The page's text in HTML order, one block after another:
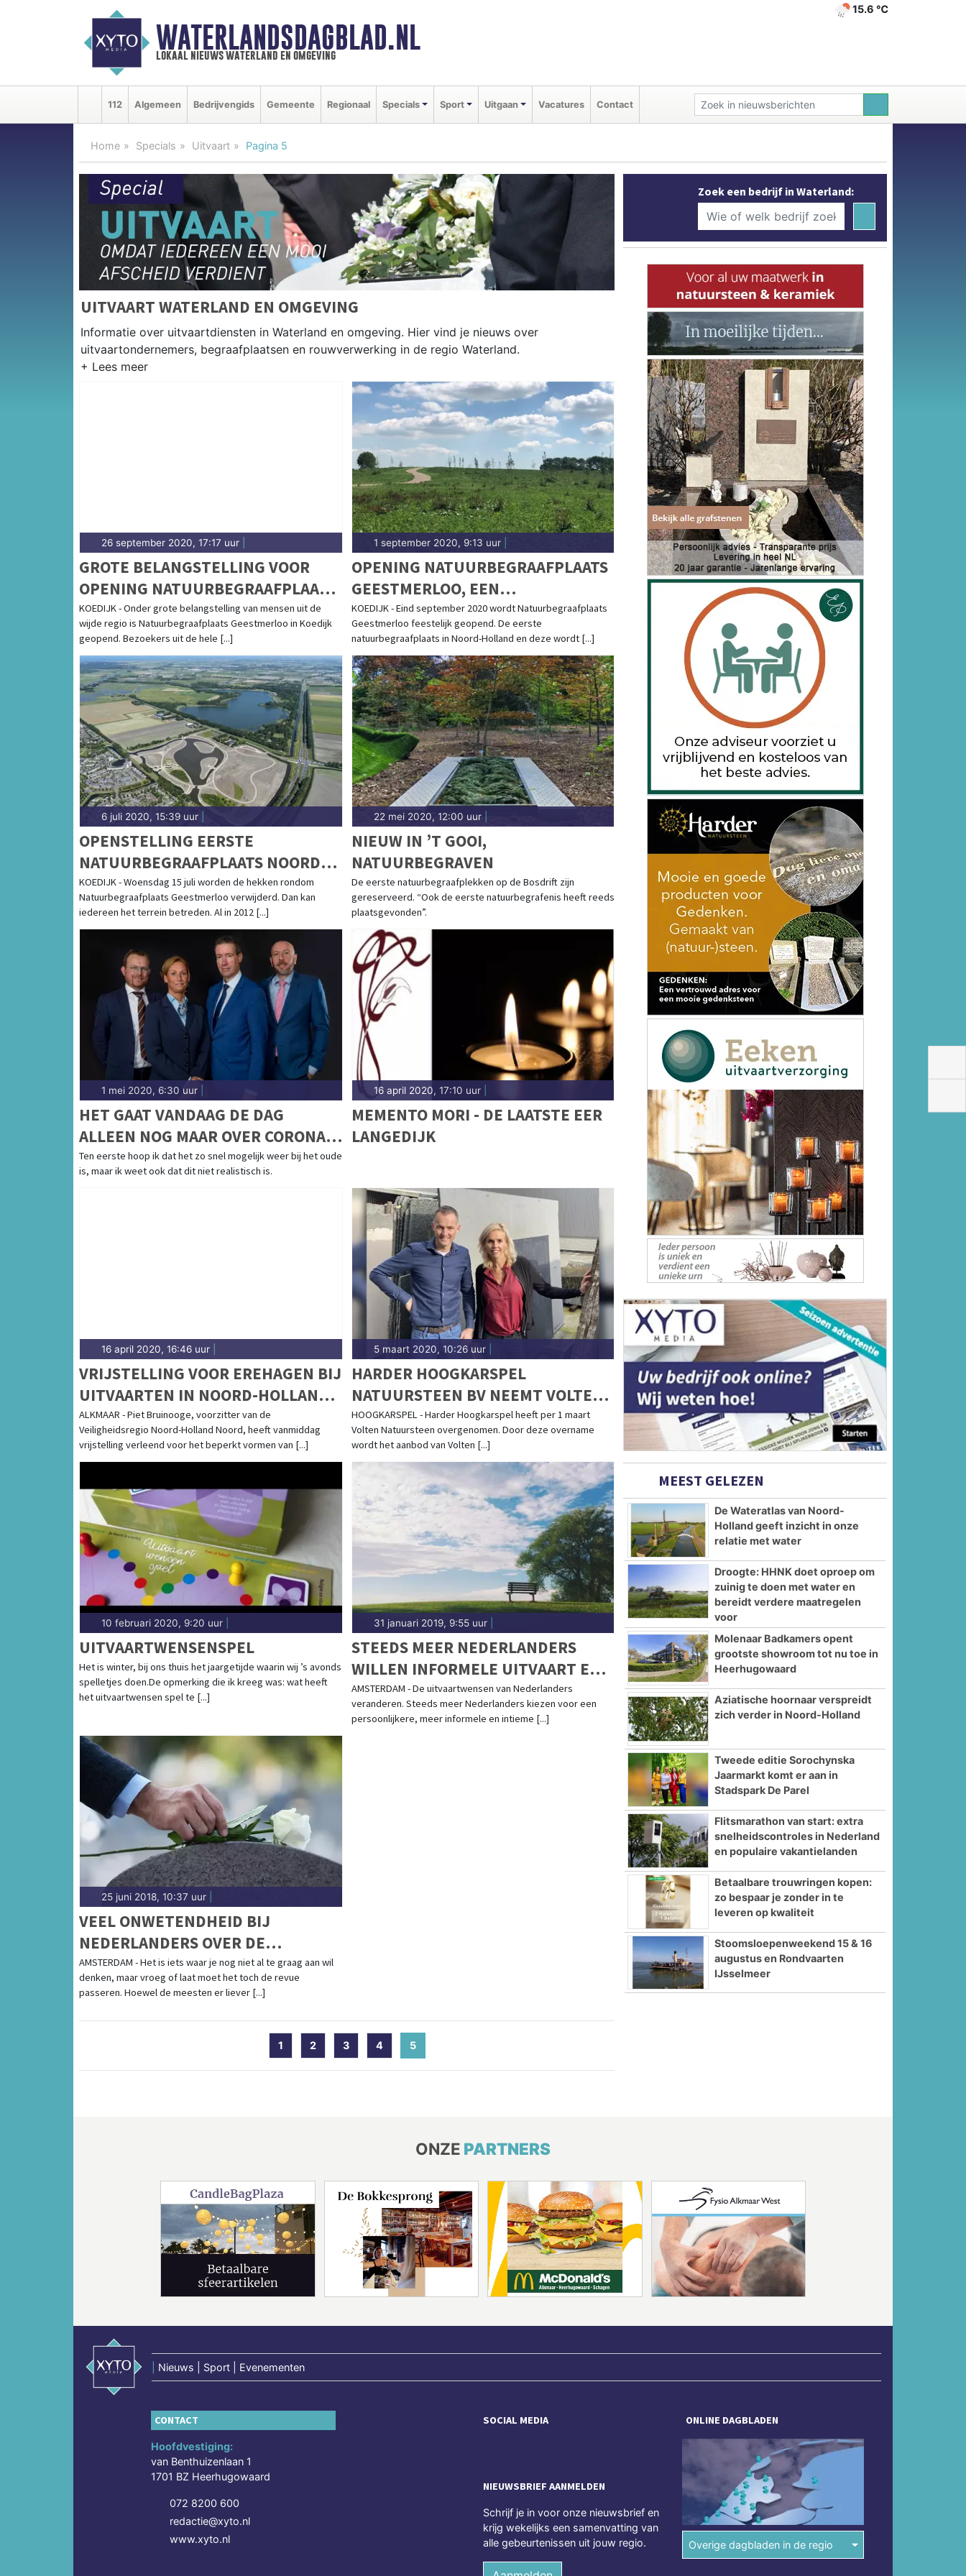
WATERLANDSDAGBLAD.NL
lokaal nieuws waterland en omgeving
15.6 ℃
112 Algemeen Bedrijvengids Gemeente Regionaal Specials Sport Uitgaan Vacatures Contact
Home Specials Uitvaart Pagina 5
UITVAART WATERLAND EN OMGEVING
Informatie over uitvaartdiensten in Waterland en omgeving. Hier vind je nieuws over
uitvaartondernemers, begraafplaatsen en rouwverwerking in de regio Waterland.
26 september 2020, 17:17 uur
GROTE BELANGSTELLING VOOR
OPENING NATUURBEGRAAFPLAATS
GEESTMERLOO
KOEDIJK - Onder grote belangstelling van mensen uit de
wijde regio is Natuurbegraafplaats Geestmerloo in Koedijk
geopend. Bezoekers uit de hele [...]
1 september 2020, 9:13 uur|
OPENING NATUURBEGRAAFPLAATS
GEESTMERLOO, EEN
EEUWIGDURENDE RUSTPLAATS IN
DE NATUUR
KOEDIJK - Eind september 2020 wordt Natuurbegraafplaats
Geestmerloo feestelijk geopend. De eerste
natuurbegraafplaats in Noord-Holland en deze wordt [...]
6 juli 2020, 15:39 uur
OPENSTELLING EERSTE
NATUURBEGRAAFPLAATS NOORD-
HOLLAND
KOEDIJK - Woensdag 15 juli worden de hekken rondom
Natuurbegraafplaats Geestmerloo verwijderd. Dan kan
iedereen het terrein betreden. Al in 2012 [...]
22 mei 2020, 12:00 uur|
NIEUW IN ’T GOOI,
NATUURBEGRAVEN
De eerste natuurbegraafplekken op de Bosdrift zijn
gereserveerd. “Ook de eerste natuurbegrafenis heeft reeds
plaatsgevonden”.
1 mei 2020, 6:30 uur
HET GAAT VANDAAG DE DAG
ALLEEN NOG MAAR OVER CORONA
EN DE MAATREGELEN DIE HIER AAN
VASTZITTEN.
Ten eerste hoop ik dat het zo snel mogelijk weer bij het oude
is, maar ik weet ook dat dit niet realistisch is.
16 april 2020, 17:10 uur|
MEMENTO MORI - DE LAATSTE EER
LANGEDIJK
16 april 2020, 16:46 uur
VRIJSTELLING VOOR EREHAGEN BIJ
UITVAARTEN IN NOORD-HOLLAND
NOORD
ALKMAAR - Piet Bruinooge, voorzitter van de
Veiligheidsregio Noord-Holland Noord, heeft vanmiddag
vrijstelling verleend voor het beperkt vormen van [...]
5 maart 2020, 10:26 uur|
HARDER HOOGKARSPEL
NATUURSTEEN BV NEEMT VOLTEN
NATUURSTEEN OVER
HOOGKARSPEL - Harder Hoogkarspel heeft per 1 maart
Volten Natuursteen overgenomen. Door deze overname
wordt het aanbod van Volten [...]
10 februari 2020, 9:20 uur
UITVAARTWENSENSPEL
Het is winter, bij ons thuis het jaargetijde waarin wij ’s avonds
spelletjes doen.De opmerking die ik kreeg was: wat heeft
het uitvaartwensen spel te [...]
31 januari 2019, 9:55 uur|
STEEDS MEER NEDERLANDERS
WILLEN INFORMELE UITVAART EN
TOOST OP HET LEVEN
AMSTERDAM - De uitvaartwensen van Nederlanders
veranderen. Steeds meer Nederlanders kiezen voor een
persoonlijkere, meer informele en intieme [...]
25 juni 2018, 10:37 uur
VEEL ONWETENDHEID BIJ
NEDERLANDERS OVER DE
UITVAARTWENSEN VAN HUN
PARTNER EN VRIENDEN
AMSTERDAM - Het is iets waar je nog niet al te graag aan wil
denken, maar vroeg of laat moet het toch de revue
passeren. Hoewel de meesten er liever [...]
1 2 3 4 5(current)
Zoek een bedrijf in Waterland:
MEEST GELEZEN
De Wateratlas van Noord-
Holland geeft inzicht in onze
relatie met water
Droogte: HHNK doet oproep om
zuinig te doen met water en
bereidt verdere maatregelen
voor
Molenaar Badkamers opent
grootste showroom tot nu toe in
Heerhugowaard
Aziatische hoornaar verspreidt
zich verder in Noord-Holland
Tweede editie Sorochynska
Jaarmarkt komt er aan in
Stadspark De Parel
Flitsmarathon van start: extra
snelheidscontroles in Nederland
en populaire vakantielanden
Betaalbare trouwringen kopen:
zo bespaar je zonder in te
leveren op kwaliteit
Stoomsloepenweekend 15 & 16
augustus en Rondvaarten
IJsselmeer
ONZE PARTNERS
Nieuws | Sport | Evenementen
CONTACT
Hoofdvestiging:
van Benthuizenlaan 1
1701 BZ Heerhugowaard
072 8200 600
redactie@xyto.nl
www.xyto.nl
SOCIAL MEDIA
NIEUWSBRIEF AANMELDEN
Schrijf je in voor onze nieuwsbrief en
krijg wekelijks een samenvatting van
alle gebeurtenissen uit jouw regio.
ONLINE DAGBLADEN
Overige dagbladen in de regio